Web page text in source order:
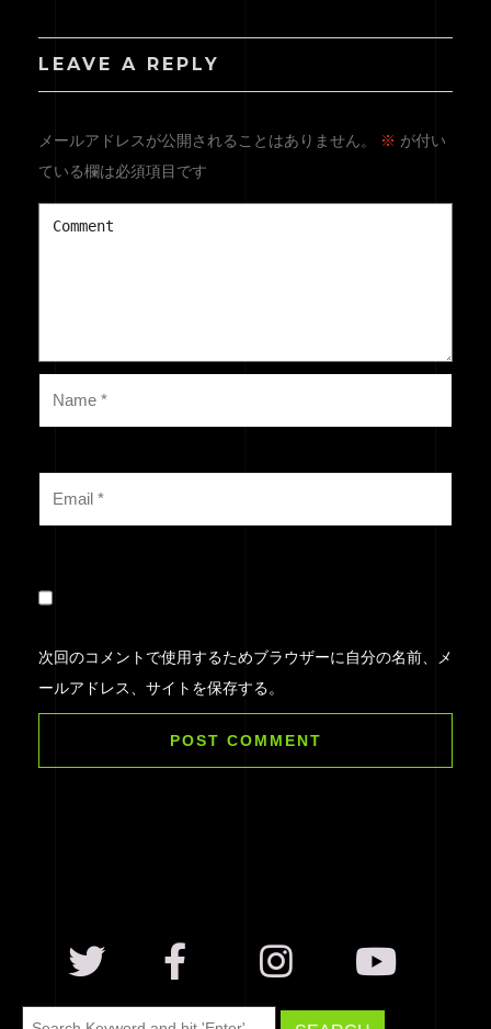
LEAVE A REPLY
メールアドレスが公開されることはありません。 ※ が付い
ている欄は必須項目です
次回のコメントで使用するためブラウザーに自分の名前、メ
ールアドレス、サイトを保存する。